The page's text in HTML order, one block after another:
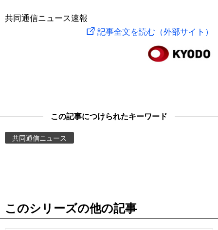
社会
旅と暮らし
東京
暮らし
共同通信ニュース速報
記事全文を読む（外部サイト）
この記事につけられたキーワード
共同通信ニュース
このシリーズの他の記事